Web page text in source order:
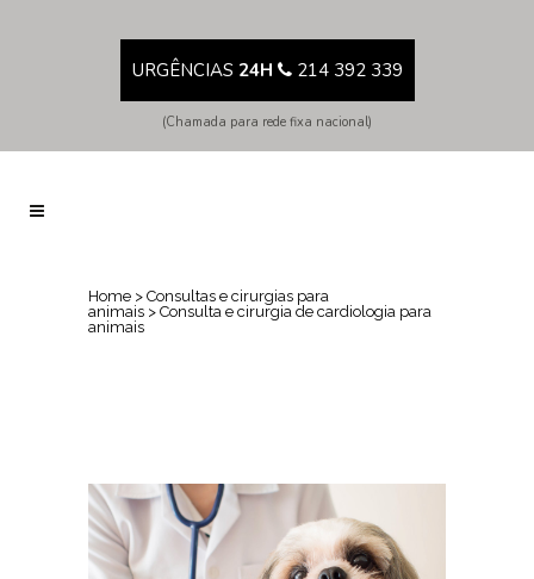
URGÊNCIAS 24H 214 392 339
(Chamada para rede fixa nacional)
Home > Consultas e cirurgias para
animais > Consulta e cirurgia de cardiologia para
animais